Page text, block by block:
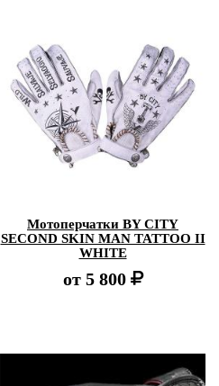
Мотоперчатки BY CITY
SECOND SKIN MAN TATTOO II
WHITE
от 5 800